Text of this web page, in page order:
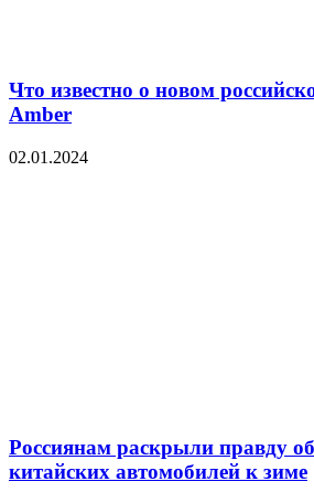
Что известно о новом
Amber
02.01.2024
Россиянам раскрыли правду
китайских автомобилей к зиме